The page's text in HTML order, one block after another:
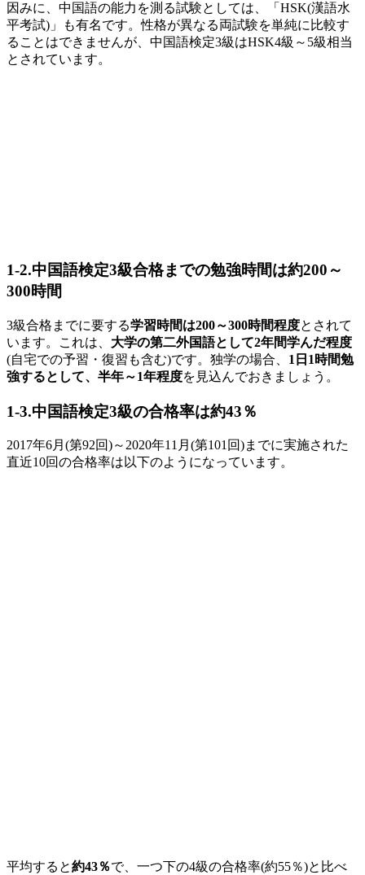
因みに、中国語の能力を測る試験としては、「 HSK(漢語水
平考試) 」も有名です。性格が異なる両試験を単純に比較す
ることはできませんが、中国語検定3級はHSK4級～ 5級相当
とされています。
1-2.中国語検定3級合格までの勉強時間は約200～
300時間
3級合格までに要する学習時間は200～300時間程度とされて
います。これは、 大学の第二外国語として2年間学んだ程度
(自宅での予習・復習も含む)です。独学の場合、 1日1時間勉
強するとして、半年～1年程度を見込んでおきましょう。
1-3.中国語検定3級の合格率は約43％
2017年6月(第92回)～2020年11月(第101回)までに実施された
直近10回の合格率は以下のようになっています。
平均すると約43％で、一つ下の4級の合格率(約55％)と比べ